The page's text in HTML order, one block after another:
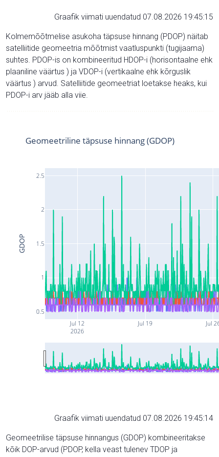
Graafik viimati uuendatud 07.08.2026 19:45:15
Kolmemõõtmelise asukoha täpsuse hinnang (PDOP) näitab
satelliitide geomeetria mõõtmist vaatluspunkti (tugijaama)
suhtes. PDOP-is on kombineeritud HDOP-i (horisontaalne ehk
plaaniline väärtus ) ja VDOP-i (vertikaalne ehk kõrguslik
väärtus ) arvud. Satelliitide geomeetriat loetakse heaks, kui
PDOP-i arv jääb alla viie.
Jul 12
2026
Jul 19 Jul
0.5
1
1.5
2
2.5
Geomeetriline täpsuse hinnang (GDOP)
GDOP
Graafik viimati uuendatud 07.08.2026 19:45:14
Geomeetrilise täpsuse hinnangus (GDOP) kombineeritakse
kõik DOP-arvud (PDOP, kella veast tulenev TDOP ja